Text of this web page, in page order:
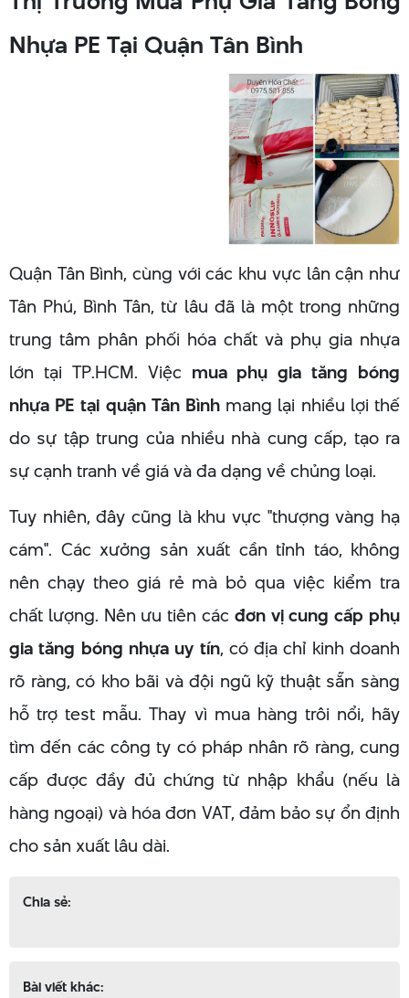
Nhựa PE Tại Quận Tân Bình
Quận Tân Bình, cùng với các khu vực lân cận như
Tân Phú, Bình Tân, từ lâu đã là một trong những
trung tâm phân phối hóa chất và phụ gia nhựa
lớn tại TP.HCM. Việc mua phụ gia tăng bóng
nhựa PE tại quận Tân Bình mang lại nhiều lợi thế
do sự tập trung của nhiều nhà cung cấp, tạo ra
sự cạnh tranh về giá và đa dạng về chủng loại.
Tuy nhiên, đây cũng là khu vực "thượng vàng hạ
cám". Các xưởng sản xuất cần tỉnh táo, không
nên chạy theo giá rẻ mà bỏ qua việc kiểm tra
chất lượng. Nên ưu tiên các đơn vị cung cấp phụ
gia tăng bóng nhựa uy tín, có địa chỉ kinh doanh
rõ ràng, có kho bãi và đội ngũ kỹ thuật sẵn sàng
hỗ trợ test mẫu. Thay vì mua hàng trôi nổi, hãy
tìm đến các công ty có pháp nhân rõ ràng, cung
cấp được đầy đủ chứng từ nhập khẩu (nếu là
hàng ngoại) và hóa đơn VAT, đảm bảo sự ổn định
cho sản xuất lâu dài.
Chia sẻ:
Bài viết khác: